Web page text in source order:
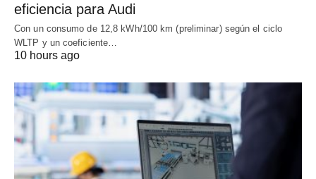
eficiencia para Audi
Con un consumo de 12,8 kWh/100 km (preliminar) según el ciclo
WLTP y un coeficiente…
10 hours ago